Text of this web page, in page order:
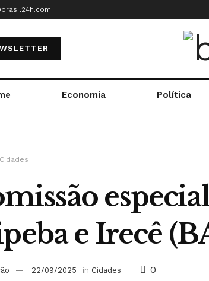
Economia Política
Cidades
e Irecê
22/09/2025 in Cidades 0